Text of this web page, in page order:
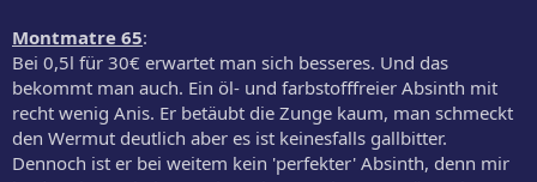
Montmatre 65:
Bei 0,5l für 30€ erwartet man sich besseres. Und das
bekommt man auch. Ein öl- und farbstofffreier Absinth mit
recht wenig Anis. Er betäubt die Zunge kaum, man schmeckt
den Wermut deutlich aber es ist keinesfalls gallbitter.
Dennoch ist er bei weitem kein 'perfekter' Absinth, denn mir